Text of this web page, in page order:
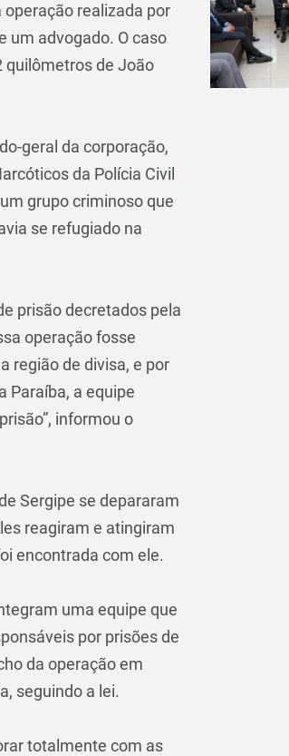
realizada por
um advogado. O caso
quilômetros de João
geral da corporação,
da Polícia Civil
grupo criminoso que
se refugiado na
prisão decretados pela
operação fosse
região de divisa, e por
Paraíba, a equipe
informou o
Sergipe se depararam
reagiram e atingiram
encontrada com ele.
uma equipe que
por prisões de
da operação em
seguindo a lei.
totalmente com as